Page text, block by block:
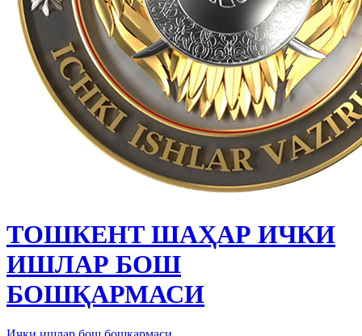
ТОШКЕНТ ШАҲАР ИЧКИ
ИШЛАР БОШ
БОШҚАРМАСИ